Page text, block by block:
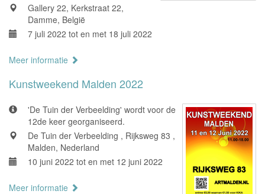
Gallery 22, Kerkstraat 22,
Damme, België
7 juli 2022 tot en met 18 juli 2022
Meer informatie
Kunstweekend Malden 2022
'De Tuin der Verbeelding' wordt voor de
12de keer georganiseerd.
De Tuin der Verbeelding , Rijksweg 83 ,
Malden, Nederland
10 juni 2022 tot en met 12 juni 2022
Meer informatie